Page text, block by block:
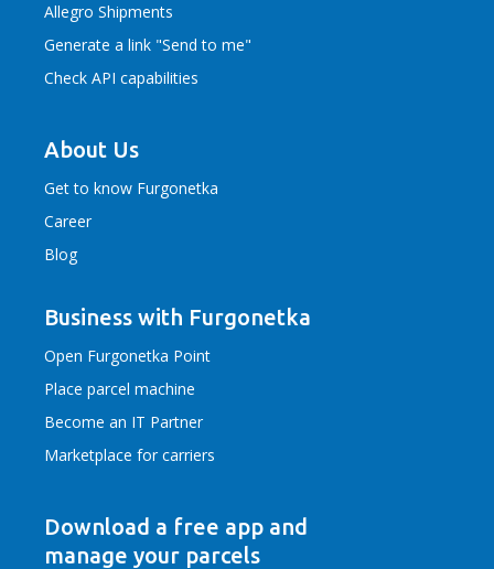
Allegro Shipments
Generate a link "Send to me"
Check API capabilities
About Us
Get to know Furgonetka
Career
Blog
Business with Furgonetka
Open Furgonetka Point
Place parcel machine
Become an IT Partner
Marketplace for carriers
Download a free app and
manage your parcels